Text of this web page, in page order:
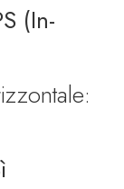
(In-